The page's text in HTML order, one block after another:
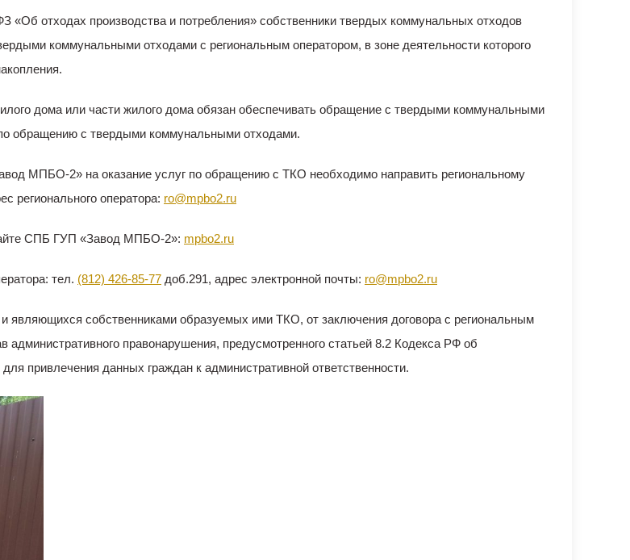
«Об отходах производства и потребления» собственники твердых коммунальных отходов
коммунальными отходами с региональным оператором, в зоне деятельности которого
дома или части жилого дома обязан обеспечивать обращение с твердыми коммунальными
обращению с твердыми коммунальными отходами.
МПБО-2» на оказание услуг по обращению с ТКО необходимо направить региональному
регионального оператора: ro@mpbo2.ru
СПБ ГУП «Завод МПБО-2»: mpbo2.ru
тел. (812) 426-85-77 доб.291, адрес электронной почты: ro@mpbo2.ru
собственниками образуемых ими ТКО, от заключения договора с региональным
правонарушения, предусмотренного статьей 8.2 Кодекса РФ об
привлечения данных граждан к административной ответственности.